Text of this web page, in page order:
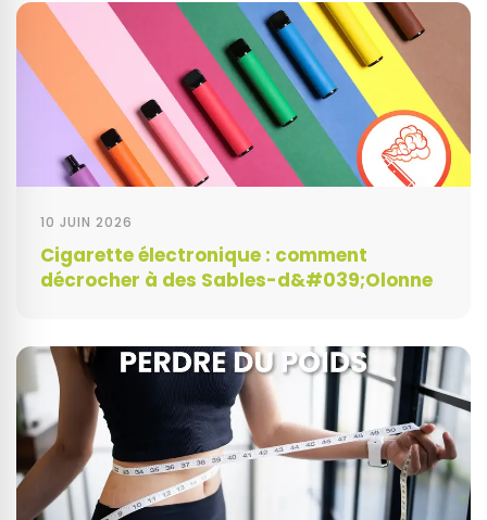
10 JUIN 2026
Cigarette électronique : comment
décrocher à des Sables-d&#039;Olonne